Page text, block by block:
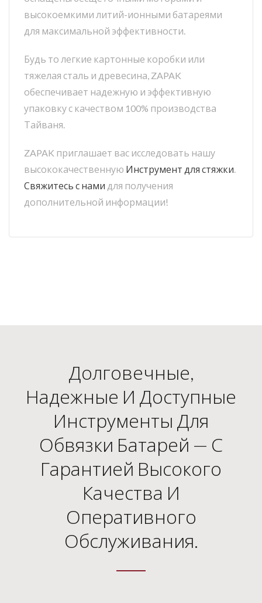
высокоемкими литий-ионными батареями
для максимальной эффективности.
Будь то легкие картонные коробки или
тяжелая сталь и древесина, ZAPAK
обеспечивает надежную и эффективную
упаковку с качеством 100% производства
Тайваня.
ZAPAK приглашает вас исследовать нашу
высококачественную Инструмент для стяжки.
Свяжитесь с нами для получения
дополнительной информации!
Долговечные,
Надежные И Доступные
Инструменты Для
Обвязки Батарей — С
Гарантией Высокого
Качества И
Оперативного
Обслуживания.